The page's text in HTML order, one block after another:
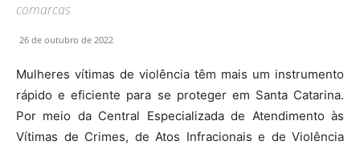
comarcas
26 de outubro de 2022
Mulheres vítimas de violência têm mais um instrumento
rápido e eficiente para se proteger em Santa Catarina.
Por meio da Central Especializada de Atendimento às
Vítimas de Crimes, de Atos Infracionais e de Violência